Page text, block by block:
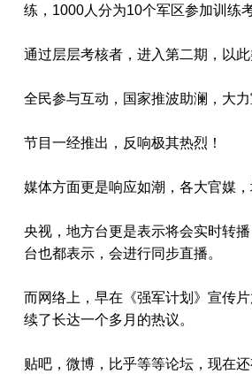
练，1000人分为10个军区参加训练考
通过层层考核者，进入第二期，以此
全民参与互动，国家推波助澜，大力
节目一经推出，反响极其热烈！
媒体方面更是响应如潮，各大官媒，
央视，地方台更是表示将会实时转
台也都表示，会进行同步直播。
而网络上，早在《强军计划》宣传
续了长达一个多月的热议。
贴吧，微博，比乎等等论坛，现在